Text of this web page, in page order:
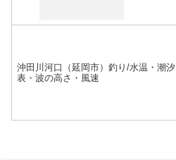
沖田川河口（延岡市）釣り/水温・潮汐
表・波の高さ・風速